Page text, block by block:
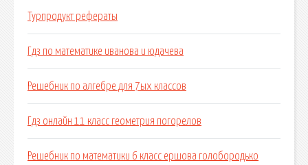
Турпродукт рефераты
Гдз по математике иванова и юдачева
Решебник по алгебре для 7ых классов
Гдз онлайн 11 класс геометрия погорелов
Решебник по математики 6 класс ершова голобородько